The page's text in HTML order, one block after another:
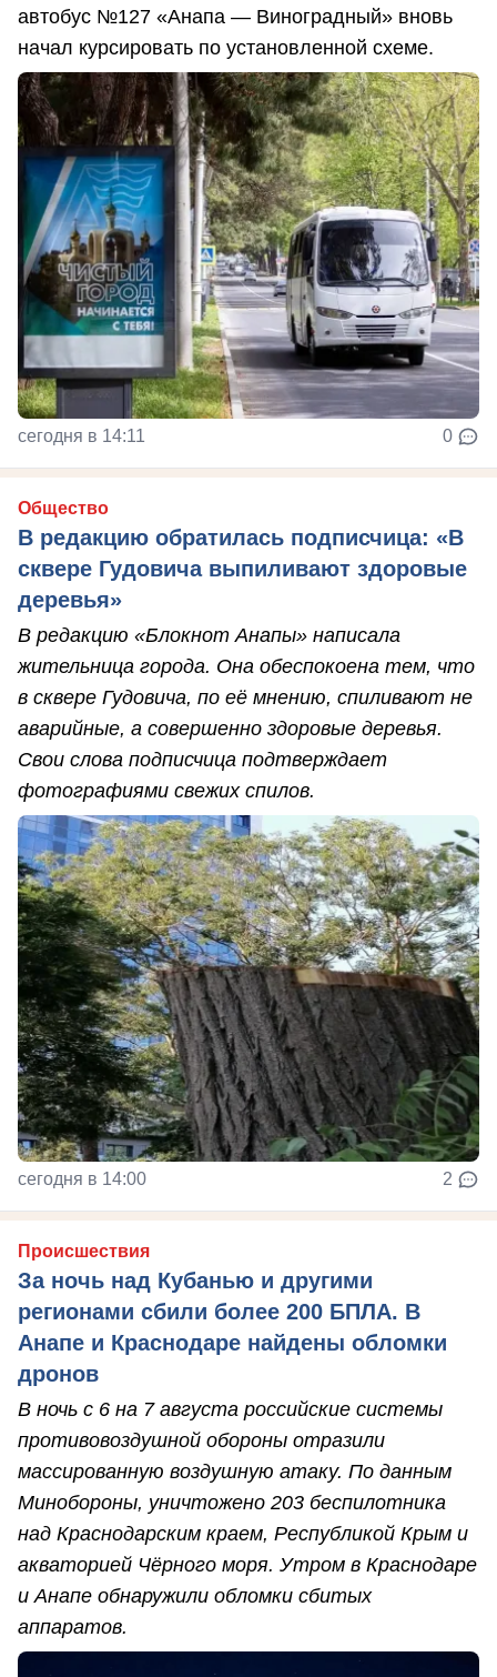
автобус №127 «Анапа — Виноградный» вновь
начал курсировать по установленной схеме.
сегодня в 14:11 0
Общество
В редакцию обратилась подписчица: «В
сквере Гудовича выпиливают здоровые
деревья»
В редакцию «Блокнот Анапы» написала
жительница города. Она обеспокоена тем, что
в сквере Гудовича, по её мнению, спиливают не
аварийные, а совершенно здоровые деревья.
Свои слова подписчица подтверждает
фотографиями свежих спилов.
сегодня в 14:00 2
Происшествия
За ночь над Кубанью и другими
регионами сбили более 200 БПЛА. В
Анапе и Краснодаре найдены обломки
дронов
В ночь с 6 на 7 августа российские системы
противовоздушной обороны отразили
массированную воздушную атаку. По данным
Минобороны, уничтожено 203 беспилотника
над Краснодарским краем, Республикой Крым и
акваторией Чёрного моря. Утром в Краснодаре
и Анапе обнаружили обломки сбитых
аппаратов.